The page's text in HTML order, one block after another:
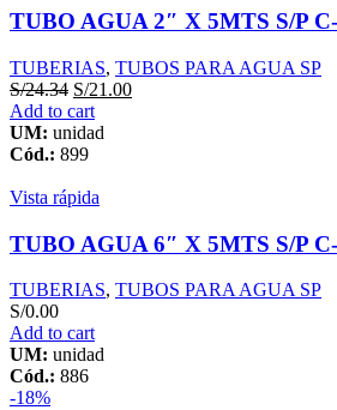
TUBO AGUA 2″ X 5MTS S/P
TUBERIAS, TUBOS PARA AGUA SP
S/24.34 S/21.00
Add to cart
UM: unidad
Cód.: 899
Vista rápida
TUBO AGUA 6″ X 5MTS S/P
TUBERIAS, TUBOS PARA AGUA SP
S/0.00
Add to cart
UM: unidad
Cód.: 886
-18%